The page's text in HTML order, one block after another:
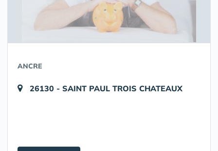
ANCRE
26130 - SAINT PAUL TROIS CHATEAUX